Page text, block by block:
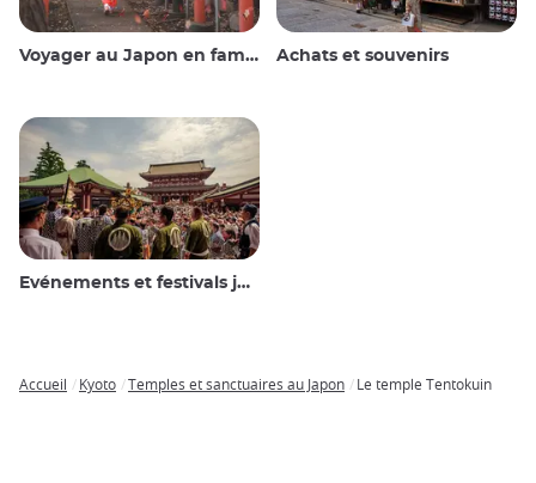
Voyager au Japon en famille Achats et souvenirs
Evénements et festivals japonais
Accueil Kyoto Temples et sanctuaires au Japon Le temple Tentokuin